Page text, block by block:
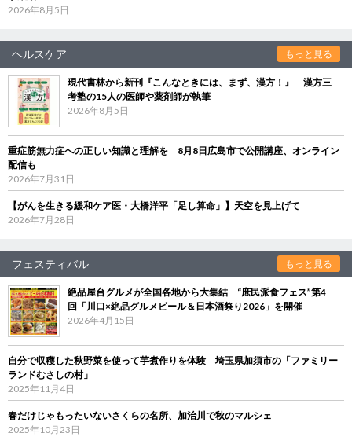
2026年8月5日
ヘルスケア もっと見る
現代書林から新刊『こんなときには、まず、漢方！』 漢方三
考塾の15人の医師や薬剤師が執筆
2026年8月5日
重症筋無力症への正しい知識と理解を 8月8日広島市で公開講座、オンライン
配信も
2026年7月31日
【がんを生きる緩和ケア医・大橋洋平「足し算命」】天空を見上げて
2026年7月28日
フェスティバル もっと見る
絶品屋台グルメが全国各地から大集結 “庶民派食フェス”第4
回「川口×絶品グルメビール＆日本酒祭り2026」を開催
2026年4月15日
自分で収穫した秋野菜を使って芋煮作りを体験 埼玉県加須市の「ファミリー
ランドむさしの村」
2025年11月4日
春だけじゃもったいないさくらの名所、加治川で秋のマルシェ
2025年10月23日